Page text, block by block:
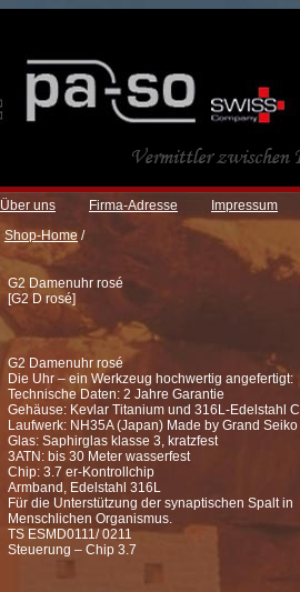
Über uns Firma-Adresse
Impressum
Shop-Home /
G2 Damenuhr rosé
[G2 D rosé]
G2 Damenuhr rosé
Die Uhr – ein Werkzeug hochwertig angefertigt:
Technische Daten: 2 Jahre Garantie
Gehäuse: Kevlar Titanium und 316L-Edelstahl
Laufwerk: NH35A (Japan) Made by Grand Seiko
Glas: Saphirglas klasse 3, kratzfest
3ATN: bis 30 Meter wasserfest
Chip: 3.7 er-Kontrollchip
Armband, Edelstahl 316L
Für die Unterstützung der synaptischen Spalt in
Menschlichen Organismus.
TS ESMD0111/ 0211
Steuerung – Chip 3.7